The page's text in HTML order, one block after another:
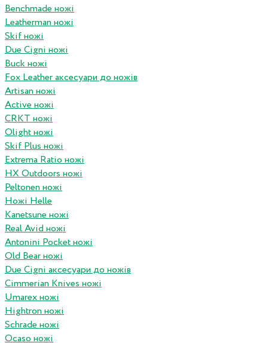
Benchmade ножі
Leatherman ножі
Skif ножі
Due Cigni ножі
Buck ножі
Fox Leather аксесуари до ножів
Artisan ножі
Active ножі
CRKT ножі
Olight ножі
Skif Plus ножі
Extrema Ratio ножі
HX Outdoors ножі
Peltonen ножі
Ножі Helle
Kanetsune ножі
Real Avid ножі
Antonini Pocket ножі
Old Bear ножі
Due Cigni аксесуари до ножів
Cimmerian Knives ножі
Umarex ножі
Hightron ножі
Schrade ножі
Ocaso ножі